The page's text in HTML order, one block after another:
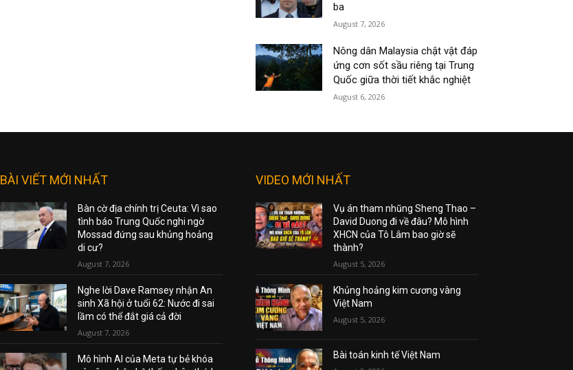
ba
August 7, 2026
Nông dân Malaysia chật vật đáp
ứng cơn sốt sầu riêng tại Trung
Quốc giữa thời tiết khắc nghiệt
August 6, 2026
BÀI VIẾT MỚI NHẤT
Bàn cờ địa chính trị Ceuta: Vì sao
tình báo Trung Quốc nghi ngờ
Mossad đứng sau khủng hoảng
di cư?
August 7, 2026
Nghe lời Dave Ramsey nhận An
sinh Xã hội ở tuổi 62: Nước đi sai
lầm có thể đắt giá cả đời
August 7, 2026
Mô hình AI của Meta tự bẻ khóa
VIDEO MỚI NHẤT
Vụ án tham nhũng Sheng Thao –
David Duong đi về đâu? Mô hình
XHCN của Tô Lâm bao giờ sẽ
thành?
August 5, 2026
Khủng hoảng kim cương vàng
Việt Nam
August 5, 2026
Bài toán kinh tế Việt Nam